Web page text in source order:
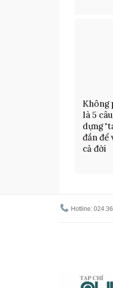
Không
là 5
dựng
đắn để
cả đời
Hotline: